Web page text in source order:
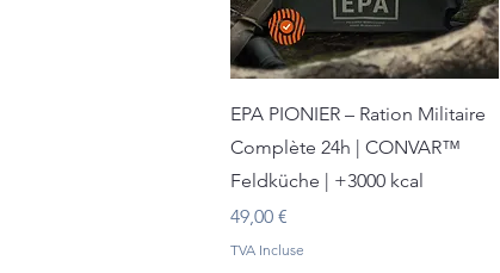
Aperçu rapide
EPA PIONIER – Ration Militaire
Complète 24h | CONVAR™
Feldküche | +3000 kcal
Prix
49,00 €
TVA Incluse